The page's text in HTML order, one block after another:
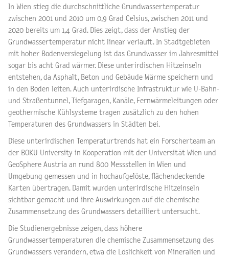
In Wien stieg die durchschnittliche Grundwassertemperatur
zwischen 2001 und 2010 um 0,9 Grad Celsius, zwischen 2011 und
2020 bereits um 1,4 Grad. Dies zeigt, dass der Anstieg der
Grundwassertemperatur nicht linear verläuft. In Stadtgebieten
mit hoher Bodenversiegelung ist das Grundwasser im Jahresmittel
sogar bis acht Grad wärmer. Diese unterirdischen Hitzeinseln
entstehen, da Asphalt, Beton und Gebäude Wärme speichern und
in den Boden leiten. Auch unterirdische Infrastruktur wie U-Bahn-
und Straßentunnel, Tiefgaragen, Kanäle, Fernwärmeleitungen oder
geothermische Kühlsysteme tragen zusätzlich zu den hohen
Temperaturen des Grundwassers in Städten bei.
Diese unterirdischen Temperaturtrends hat ein Forscherteam an
der BOKU University in Kooperation mit der Universität Wien und
GeoSphere Austria an rund 800 Messstellen in Wien und
Umgebung gemessen und in hochaufgelöste, flächendeckende
Karten übertragen. Damit wurden unterirdische Hitzeinseln
sichtbar gemacht und ihre Auswirkungen auf die chemische
Zusammensetzung des Grundwassers detailliert untersucht.
Die Studienergebnisse zeigen, dass höhere
Grundwassertemperaturen die chemische Zusammensetzung des
Grundwassers verändern, etwa die Löslichkeit von Mineralien und